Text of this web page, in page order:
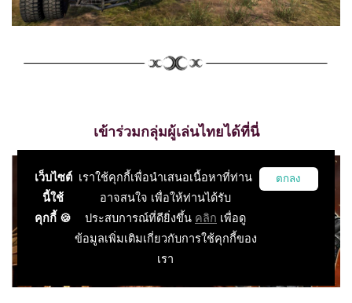
เข้าร่วมกลุ่มผู้เล่นไทยได้ที่นี่
เว็บไซต์
นี้ใช้
คุกกี้ 🍪
เราใช้คุกกี้เพื่อนำเสนอเนื้อหาที่ท่าน
อาจสนใจ เพื่อให้ท่านได้รับ
ประสบการณ์ที่ดียิ่งขึ้น คลิก เพื่อดู
ข้อมูลเพิ่มเติมเกี่ยวกับการใช้คุกกี้ของ
เรา
ตกลง